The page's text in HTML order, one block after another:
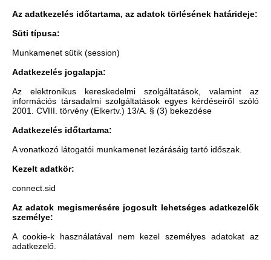
Az adatkezelés időtartama, az adatok törlésének határideje:
Süti típusa:
Munkamenet sütik (session)
Adatkezelés jogalapja:
Az elektronikus kereskedelmi szolgáltatások, valamint az
információs társadalmi szolgáltatások egyes kérdéseiről szóló
2001. CVIII. törvény (Elkertv.) 13/A. § (3) bekezdése
Adatkezelés időtartama:
A vonatkozó látogatói munkamenet lezárásáig tartó időszak.
Kezelt adatkör:
connect.sid
Az adatok megismerésére jogosult lehetséges adatkezelők
személye:
A cookie-k használatával nem kezel személyes adatokat az
adatkezelő.